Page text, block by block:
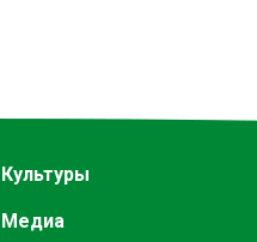
Культуры
Медиа